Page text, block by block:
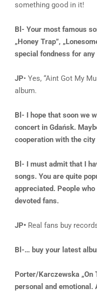
something good in it!
Bl- Your most famous
„Honey Trap”,
special fondness for any
JP• Yes, “Aint Got My
album.
Bl- I hope that soon we
concert in Gdańsk.
cooperation with the city
Bl- I must admit that I
songs. You are quite
appreciated. People
devoted fans.
JP• Real fans buy
Bl-… buy your latest
Porter/Karczewska „On
personal and